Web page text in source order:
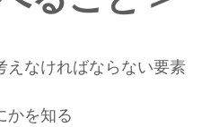
えなければならない要素
かを知る